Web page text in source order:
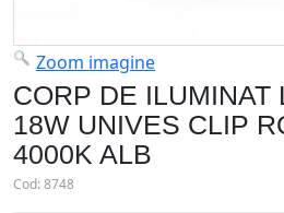
Zoom imagine
CORP DE ILUMINAT
18W UNIVES CLIP
4000K ALB
Cod:8748